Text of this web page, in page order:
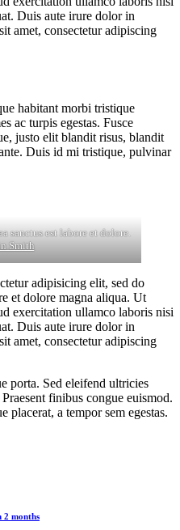
Duis aute irure dolor in
amet, consectetur adipiscing
habitant morbi tristique
ac turpis egestas. Fusce
justo elit blandit risus, blandit
Duis id mi tristique, pulvinar
sanctus est labore et dolore.
Smith
adipisicing elit, sed do
et dolore magna aliqua. Ut
exercitation ullamco laboris nisi
Duis aute irure dolor in
amet, consectetur adipiscing
porta. Sed eleifend ultricies
finibus congue euismod.
placerat, a tempor sem egestas.
2 months